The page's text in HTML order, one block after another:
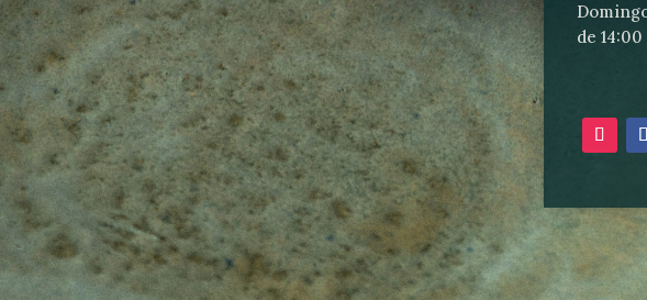
de 14:00